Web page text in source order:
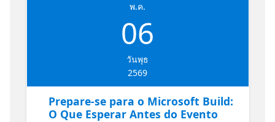
พ.ค.
06
วันพุธ
2569
Prepare-se para o Microsoft Build:
O Que Esperar Antes do Evento